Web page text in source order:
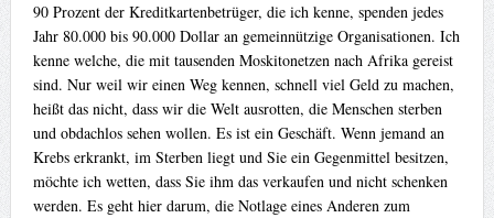
90 Prozent der Kreditkartenbetrüger, die ich kenne, spenden jedes
Jahr 80.000 bis 90.000 Dollar an gemeinnützige Organisationen. Ich
kenne welche, die mit tausenden Moskitonetzen nach Afrika gereist
sind. Nur weil wir einen Weg kennen, schnell viel Geld zu machen,
heißt das nicht, dass wir die Welt ausrotten, die Menschen sterben
und obdachlos sehen wollen. Es ist ein Geschäft. Wenn jemand an
Krebs erkrankt, im Sterben liegt und Sie ein Gegenmittel besitzen,
möchte ich wetten, dass Sie ihm das verkaufen und nicht schenken
werden. Es geht hier darum, die Notlage eines Anderen zum